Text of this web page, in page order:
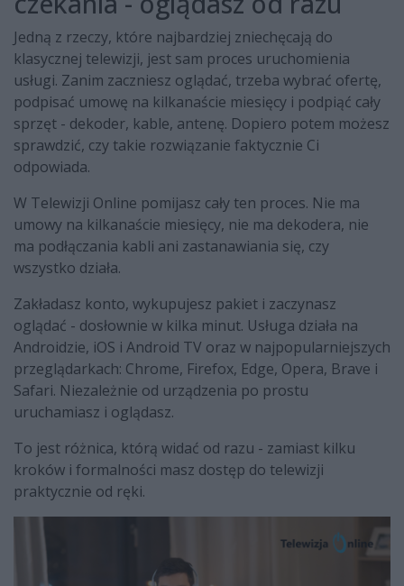
Jedną z rzeczy, które najbardziej zniechęcają do
klasycznej telewizji, jest sam proces uruchomienia
usługi. Zanim zaczniesz oglądać, trzeba wybrać ofertę,
podpisać umowę na kilkanaście miesięcy i podpiąć cały
sprzęt - dekoder, kable, antenę. Dopiero potem możesz
sprawdzić, czy takie rozwiązanie faktycznie Ci
odpowiada.
W Telewizji Online pomijasz cały ten proces. Nie ma
umowy na kilkanaście miesięcy, nie ma dekodera, nie
ma podłączania kabli ani zastanawiania się, czy
wszystko działa.
Zakładasz konto, wykupujesz pakiet i zaczynasz
oglądać - dosłownie w kilka minut. Usługa działa na
Androidzie, iOS i Android TV oraz w najpopularniejszych
przeglądarkach: Chrome, Firefox, Edge, Opera, Brave i
Safari. Niezależnie od urządzenia po prostu
uruchamiasz i oglądasz.
To jest różnica, którą widać od razu - zamiast kilku
kroków i formalności masz dostęp do telewizji
praktycznie od ręki.